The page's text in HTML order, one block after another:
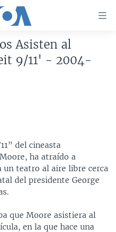
Asisten al
9/11' - 2004-
del cineasta
ha atraído a
un teatro al aire libre cerca
del presidente George
que Moore asistiera al
en la que hace una